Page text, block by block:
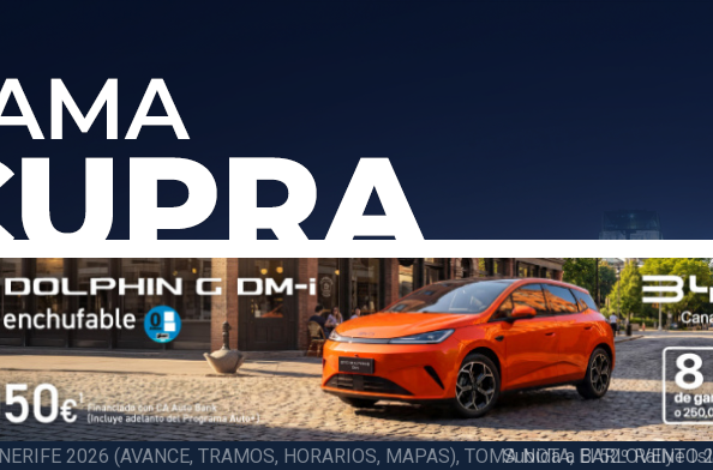
Subida a BARLOVENTO 2026 LA PALMA (FINAL), Juan C. Brito y Carlos A. Pérez